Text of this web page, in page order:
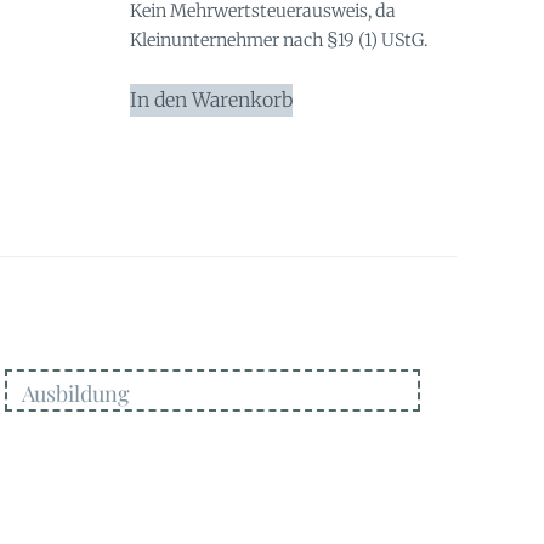
Kein Mehrwertsteuerausweis, da
Kleinunternehmer nach §19 (1) UStG.
In den Warenkorb
Ausbildung